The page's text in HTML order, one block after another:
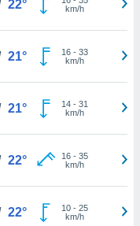
22°
km/h
21° 16- 33
km/h
21° 14- 31
km/h
22° 16- 35
km/h
22° 10- 25
km/h